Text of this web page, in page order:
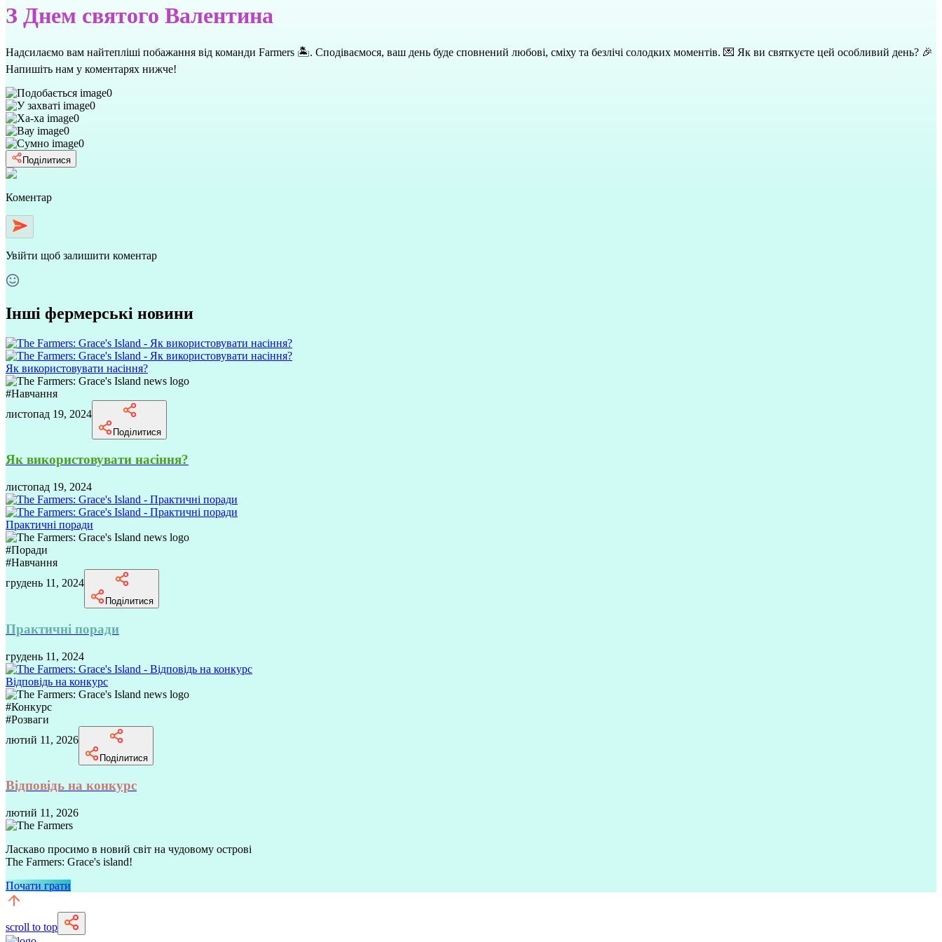
З Днем святого Валентина
Надсилаємо вам найтепліші побажання від команди Farmers 🏝. Сподіваємося, ваш день буде сповнений любові, сміху та безлічі солодких моментів. 💌 Як ви святкуєте цей особливий день? 🎉
Напишіть нам у коментарях нижче!
0
0
0
0
0
Поділитися
Коментар
Увійти щоб залишити коментар
Інші фермерські новини
Як використовувати насіння?
#Навчання
листопад 19, 2024
Поділитися
Як використовувати насіння?
листопад 19, 2024
Практичні поради
#Поради
#Навчання
грудень 11, 2024
Поділитися
Практичні поради
грудень 11, 2024
Відповідь на конкурс
#Конкурс
#Розваги
лютий 11, 2026
Поділитися
Відповідь на конкурс
лютий 11, 2026
Ласкаво просимо в новий світ на чудовому острові
The Farmers: Grace's island!
Почати грати
scroll to top